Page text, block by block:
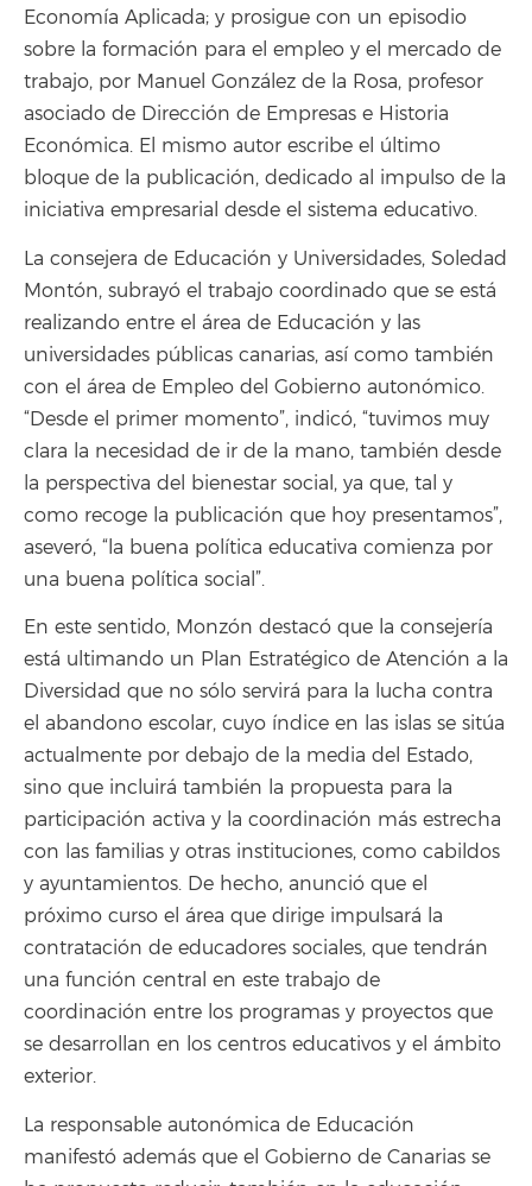
Economía Aplicada; y prosigue con un episodio
sobre la formación para el empleo y el mercado de
trabajo, por Manuel González de la Rosa, profesor
asociado de Dirección de Empresas e Historia
Económica. El mismo autor escribe el último
bloque de la publicación, dedicado al impulso de la
iniciativa empresarial desde el sistema educativo.
La consejera de Educación y Universidades, Soledad
Montón, subrayó el trabajo coordinado que se está
realizando entre el área de Educación y las
universidades públicas canarias, así como también
con el área de Empleo del Gobierno autonómico.
“Desde el primer momento”, indicó, “tuvimos muy
clara la necesidad de ir de la mano, también desde
la perspectiva del bienestar social, ya que, tal y
como recoge la publicación que hoy presentamos”,
aseveró, “la buena política educativa comienza por
una buena política social”.
En este sentido, Monzón destacó que la consejería
está ultimando un Plan Estratégico de Atención a la
Diversidad que no sólo servirá para la lucha contra
el abandono escolar, cuyo índice en las islas se sitúa
actualmente por debajo de la media del Estado,
sino que incluirá también la propuesta para la
participación activa y la coordinación más estrecha
con las familias y otras instituciones, como cabildos
y ayuntamientos. De hecho, anunció que el
próximo curso el área que dirige impulsará la
contratación de educadores sociales, que tendrán
una función central en este trabajo de
coordinación entre los programas y proyectos que
se desarrollan en los centros educativos y el ámbito
exterior.
La responsable autonómica de Educación
manifestó además que el Gobierno de Canarias se